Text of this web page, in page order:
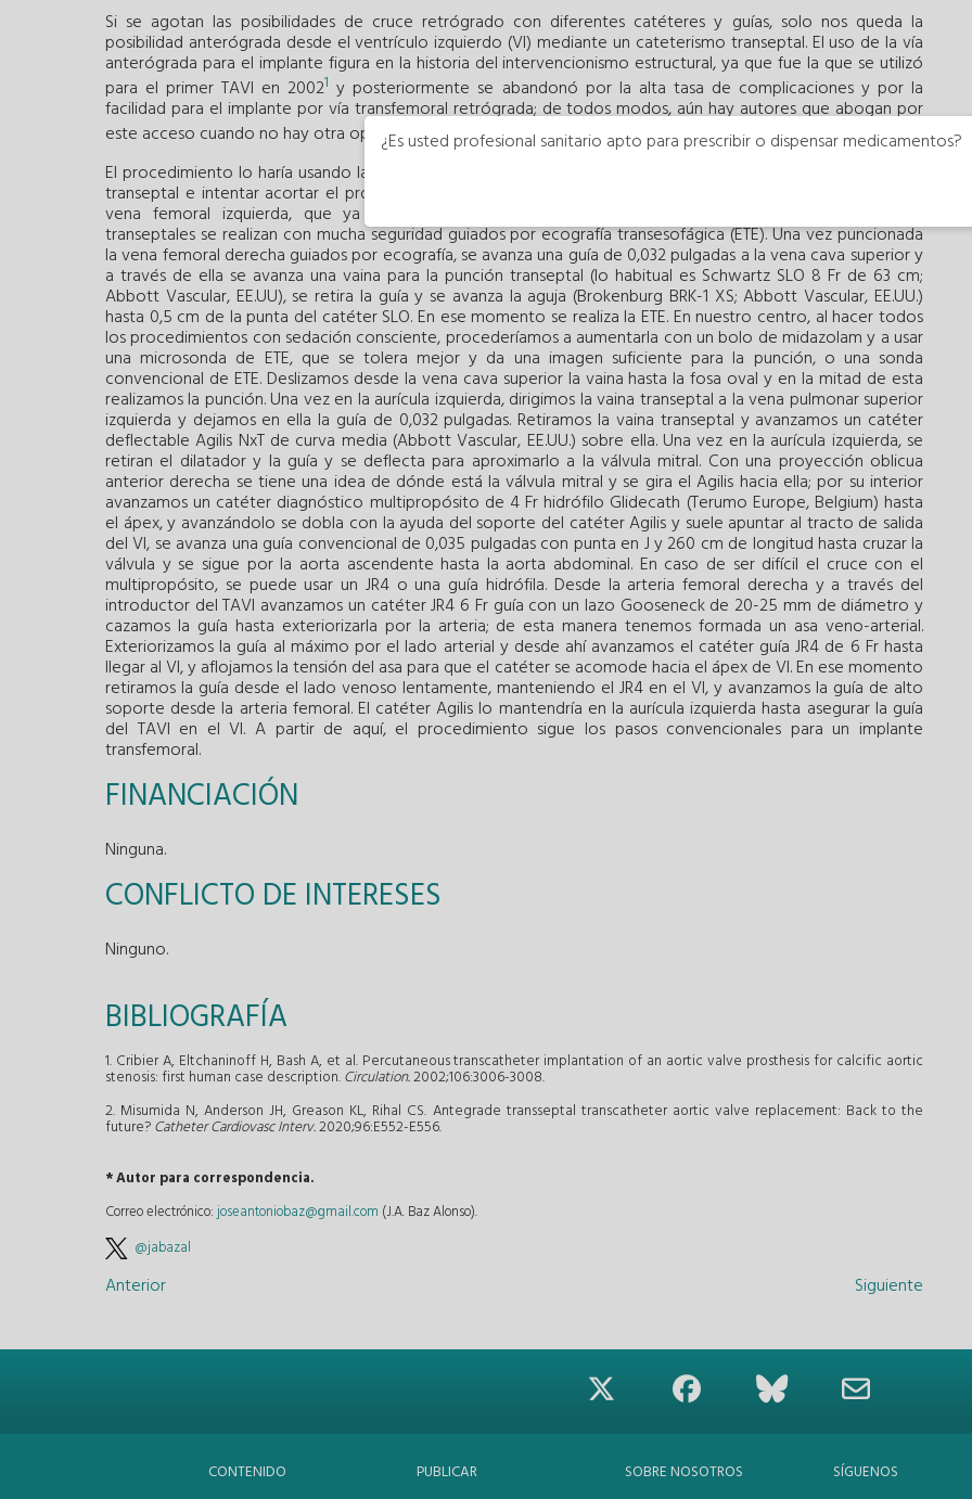
Si se agotan las posibilidades de cruce retrógrado con diferentes catéteres y guías, solo nos queda la
posibilidad anterógrada desde el ventrículo izquierdo (VI) mediante un cateterismo transeptal. El uso de la vía
anterógrada para el implante figura en la historia del intervencionismo estructural, ya que fue la que se utilizó
para el primer TAVI en 20021 y posteriormente se abandonó por la alta tasa de complicaciones y por la
facilidad para el implante por vía transfemoral retrógrada; de todos modos, aún hay autores que abogan por
este acceso cuando no hay otra opción .
El procedimiento lo haría usando la vena femoral derecha, puesto que es más sencillo para realizar el acceso
transeptal e intentar acortar el procedimiento, ya que se ha estado tiempo intentando la vía retrógrada; la
vena femoral izquierda, que ya está canalizada, también es válida. Actualmente, los procedimientos
transeptales se realizan con mucha seguridad guiados por ecografía transesofágica (ETE). Una vez puncionada
la vena femoral derecha guiados por ecografía, se avanza una guía de 0,032 pulgadas a la vena cava superior y
a través de ella se avanza una vaina para la punción transeptal (lo habitual es Schwartz SLO 8 Fr de 63 cm;
Abbott Vascular, EE.UU), se retira la guía y se avanza la aguja (Brokenburg BRK-1 XS; Abbott Vascular, EE.UU.)
hasta 0,5 cm de la punta del catéter SLO. En ese momento se realiza la ETE. En nuestro centro, al hacer todos
los procedimientos con sedación consciente, procederíamos a aumentarla con un bolo de midazolam y a usar
una microsonda de ETE, que se tolera mejor y da una imagen suficiente para la punción, o una sonda
convencional de ETE. Deslizamos desde la vena cava superior la vaina hasta la fosa oval y en la mitad de esta
realizamos la punción. Una vez en la aurícula izquierda, dirigimos la vaina transeptal a la vena pulmonar superior
izquierda y dejamos en ella la guía de 0,032 pulgadas. Retiramos la vaina transeptal y avanzamos un catéter
deflectable Agilis NxT de curva media (Abbott Vascular, EE.UU.) sobre ella. Una vez en la aurícula izquierda, se
retiran el dilatador y la guía y se deflecta para aproximarlo a la válvula mitral. Con una proyección oblicua
anterior derecha se tiene una idea de dónde está la válvula mitral y se gira el Agilis hacia ella; por su interior
avanzamos un catéter diagnóstico multipropósito de 4 Fr hidrófilo Glidecath (Terumo Europe, Belgium) hasta
el ápex, y avanzándolo se dobla con la ayuda del soporte del catéter Agilis y suele apuntar al tracto de salida
del VI, se avanza una guía convencional de 0,035 pulgadas con punta en J y 260 cm de longitud hasta cruzar la
válvula y se sigue por la aorta ascendente hasta la aorta abdominal. En caso de ser difícil el cruce con el
multipropósito, se puede usar un JR4 o una guía hidrófila. Desde la arteria femoral derecha y a través del
introductor del TAVI avanzamos un catéter JR4 6 Fr guía con un lazo Gooseneck de 20-25 mm de diámetro y
cazamos la guía hasta exteriorizarla por la arteria; de esta manera tenemos formada un asa veno-arterial.
Exteriorizamos la guía al máximo por el lado arterial y desde ahí avanzamos el catéter guía JR4 de 6 Fr hasta
llegar al VI, y aflojamos la tensión del asa para que el catéter se acomode hacia el ápex de VI. En ese momento
retiramos la guía desde el lado venoso lentamente, manteniendo el JR4 en el VI, y avanzamos la guía de alto
soporte desde la arteria femoral. El catéter Agilis lo mantendría en la aurícula izquierda hasta asegurar la guía
del TAVI en el VI. A partir de aquí, el procedimiento sigue los pasos convencionales para un implante
transfemoral.
FINANCIACIÓN
Ninguna.
CONFLICTO DE INTERESES
Ninguno.
BIBLIOGRAFÍA
1. Cribier A, Eltchaninoff H, Bash A, et al. Percutaneous transcatheter implantation of an aortic valve prosthesis for calcific aortic
stenosis: first human case description.Circulation.2002;106:3006-3008.
2. Misumida N, Anderson JH, Greason KL, Rihal CS. Antegrade transseptal transcatheter aortic valve replacement: Back to the
future?Catheter Cardiovasc Interv.2020;96:E552-E556.
* Autor para correspondencia.
Correo electrónico: joseantoniobaz@gmail.com (J.A. Baz Alonso).
@jabazal
Anterior Siguiente
CONTENIDO PUBLICAR SOBRE NOSOTROS SÍGUENOS
¿Es usted profesional sanitario apto para prescribir o dispensar medicamentos?